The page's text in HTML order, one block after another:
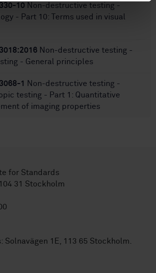
10 Non-destructive testing -
- Part 10: Terms used in visual
Non-destructive testing -
- General principles
1
Non-destructive testing -
testing - Part 1: Quantitative
of imaging properties
for Standards
31 Stockholm
Solnavägen 1E, 113 65 Stockholm.